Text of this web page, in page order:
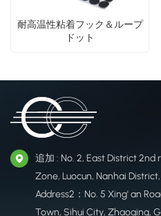
耐高温性粘着フック＆ループ
ドット
追加 : No. 2, East District 2nd
Zone, Luocun, Nanhai
Address2：No. 5 Xing' an
Town, Sihui City, Zhaoqing,